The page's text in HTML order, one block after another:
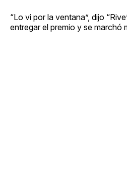
“Lo vi por la ventana”, dijo
entregar el premio y se marchó